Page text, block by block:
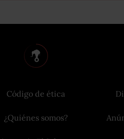
Código de ética
¿Quiénes somos?